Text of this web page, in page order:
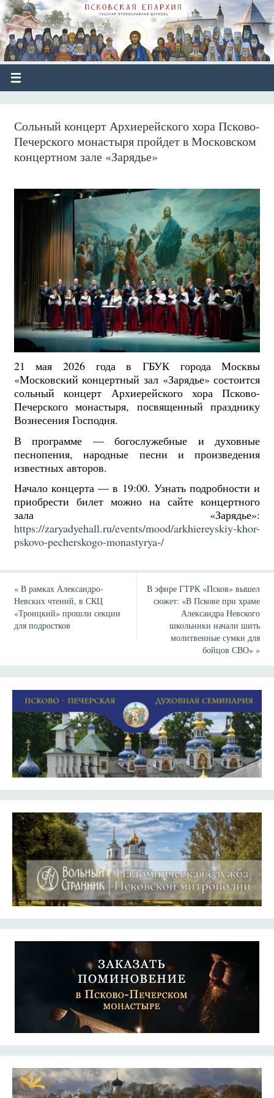
Сольный концерт Архиерейского хора Псково-
Печерского монастыря пройдет в Московском
концертном зале «Зарядье»
21 мая 2026 года в ГБУК города Москвы
«Московский концертный зал «Зарядье» состоится
сольный концерт Архиерейского хора Псково-
Печерского монастыря, посвященный празднику
Вознесения Господня.
В программе — богослужебные и духовные
песнопения, народные песни и произведения
известных авторов.
Начало концерта — в 19:00. Узнать подробности и
приобрести билет можно на сайте концертного
зала «Зарядье»:
https://zaryadyehall.ru/events/mood/arkhiereyskiy-khor-
pskovo-pecherskogo-monastyrya-/
«В рамках Александро-
Невских чтений, в СКЦ
«Троицкий» прошли секции
для подростков
В эфире ГТРК «Псков» вышел
сюжет: «В Пскове при храме
Александра Невского
школьники начали шить
молитвенные сумки для
бойцов СВО»»